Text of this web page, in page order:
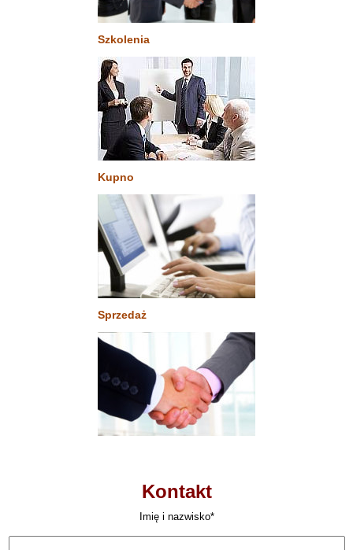
Szkolenia
Kupno
Sprzedaż
Kontakt
Imię i nazwisko*